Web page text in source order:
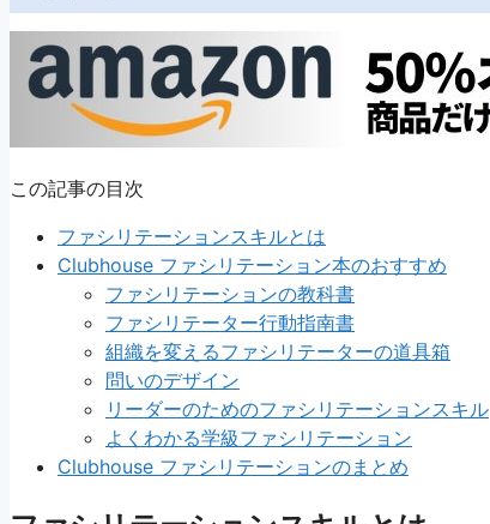
この記事の目次
ファシリテーションスキルとは
Clubhouse ファシリテーション本のおすすめ
ファシリテーションの教科書
ファシリテーター行動指南書
組織を変えるファシリテーターの道具箱
問いのデザイン
リーダーのためのファシリテーションスキル
よくわかる学級ファシリテーション
Clubhouse ファシリテーションのまとめ